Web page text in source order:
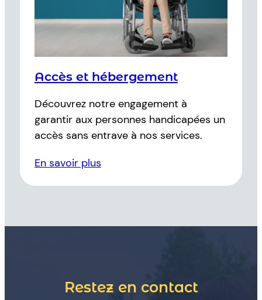
Accès et hébergement
Découvrez notre engagement à
garantir aux personnes handicapées un
accès sans entrave à nos services.
En savoir plus
Restez en contact